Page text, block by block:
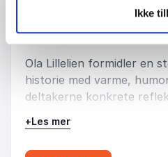
Ikke
kan skape inkluderende
Ola Lillelien formidler en
historie med varme,
deltakerne konkrete
idretten, på
+Les mer